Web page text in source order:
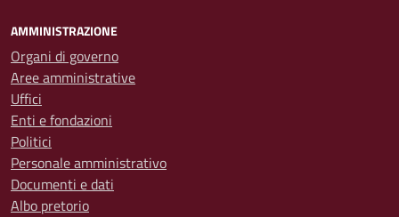
AMMINISTRAZIONE
Organi di governo
Aree amministrative
Uffici
Enti e fondazioni
Politici
Personale amministrativo
Documenti e dati
Albo pretorio